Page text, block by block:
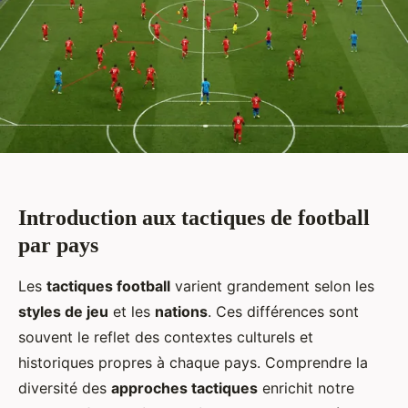
Introduction aux tactiques de football
par pays
Les tactiques football varient grandement selon les
styles de jeu et les nations. Ces différences sont
souvent le reflet des contextes culturels et
historiques propres à chaque pays. Comprendre la
diversité des approches tactiques enrichit notre